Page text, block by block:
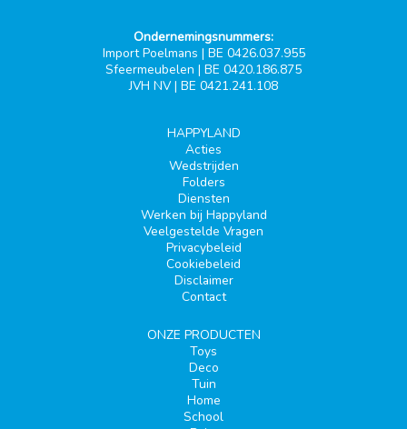
Ondernemingsnummers:
Import Poelmans | BE 0426.037.955
Sfeermeubelen | BE 0420.186.875
JVH NV | BE 0421.241.108
HAPPYLAND
Acties
Wedstrijden
Folders
Diensten
Werken bij Happyland
Veelgestelde Vragen
Privacybeleid
Cookiebeleid
Disclaimer
Contact
ONZE PRODUCTEN
Toys
Deco
Tuin
Home
School